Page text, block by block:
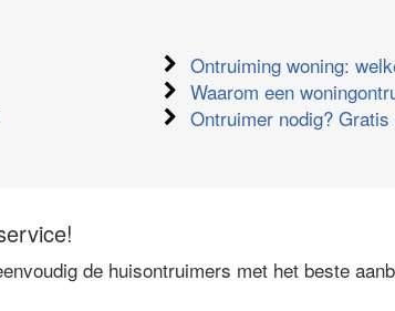
Ontruiming woning:
Waarom een
Ontruimer nodig?
de huisontruimers met het beste